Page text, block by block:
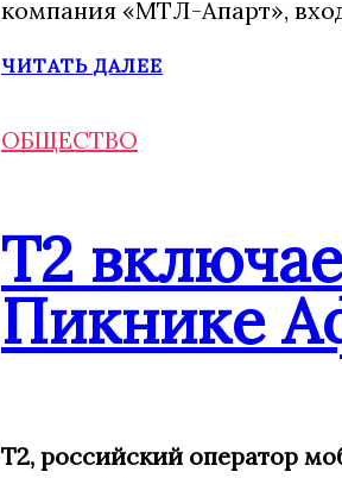
компания «МТЛ-Апарт»,
ЧИТАТЬ ДАЛЕЕ
ОБЩЕСТВО
Т2
Пикнике
Т2, российский оператор